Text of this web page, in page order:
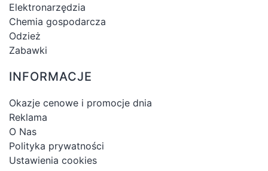
Elektronarzędzia
Chemia gospodarcza
Odzież
Zabawki
INFORMACJE
Okazje cenowe i promocje dnia
Reklama
O Nas
Polityka prywatności
Ustawienia cookies